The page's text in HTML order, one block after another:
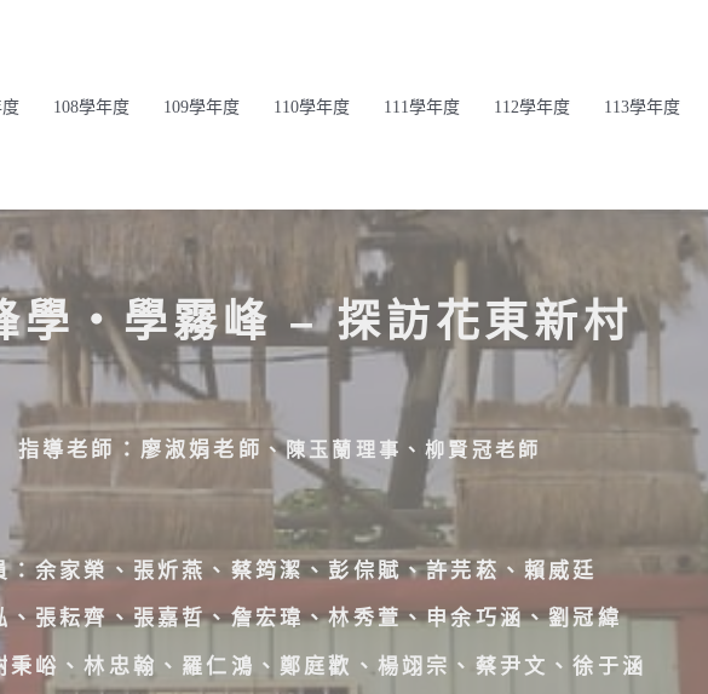
度 108學年度 109學年度 110學年度 111學年度 112學年度 113學年度
學‧學霧峰 – 探訪花東新村
指導老師：廖淑娟老師 、陳玉蘭理事 、柳賢冠老師
：余家榮、張炘燕、蔡筠潔、彭倧賦、許芫菘、賴威廷
、張耘齊、張嘉哲、詹宏瑋、林秀萱、申余巧涵、劉冠緯
秉峪、林忠翰、羅仁鴻、鄭庭歡、楊翊宗、蔡尹文、徐于涵